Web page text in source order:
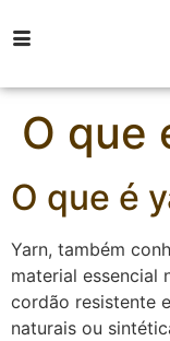
O que
O que é
Yarn, também
material essencial
cordão resistente
naturais ou